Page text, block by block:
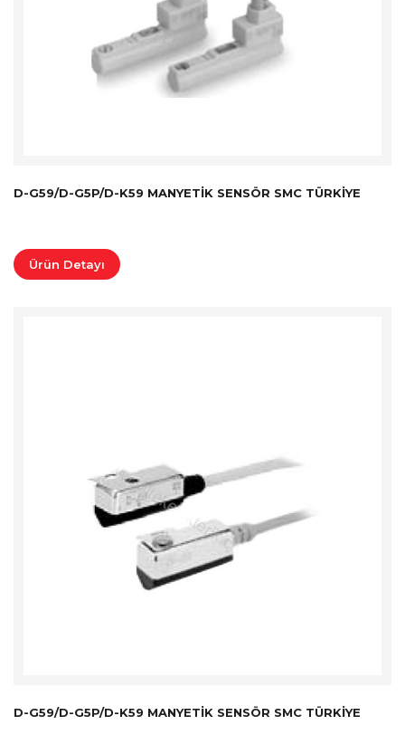
D-G59/D-G5P/D-K59 MANYETIK SENSÖR SMC TÜRKİYE
Ürün Detayı
D-G59/D-G5P/D-K59 MANYETIK SENSÖR SMC TÜRKİYE